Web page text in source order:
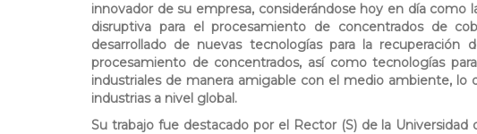
innovador de su empresa, considerándose hoy en día como
disruptiva para el procesamiento de concentrados de
desarrollado de nuevas tecnologías para la
procesamiento de concentrados, así como tecnologías
industriales de manera amigable con el medio ambiente, lo
industrias a nivel global.
Su trabajo fue destacado por el Rector (S) de la Universidad